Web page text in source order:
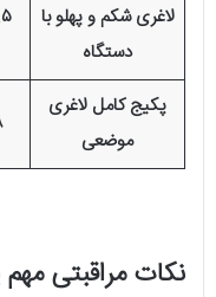
لاغری شکم و پهلو با
دستگاه
پکیج کامل لاغری
موضعی
۸
نکات مراقبتی